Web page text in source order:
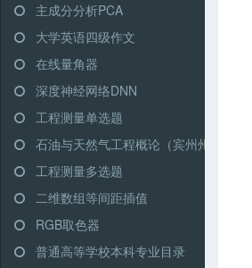
主成分分析PCA
大学英语四级作文
在线量角器
深度神经网络DNN
工程测量单选题
石油与天然气工程概论（宾州州立大学）
工程测量多选题
二维数组等间距插值
RGB取色器
普通高等学校本科专业目录